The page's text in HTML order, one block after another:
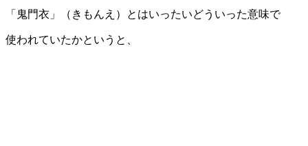
「鬼門衣」（きもんえ）とはいったいどういった意味で
使われていたかというと、